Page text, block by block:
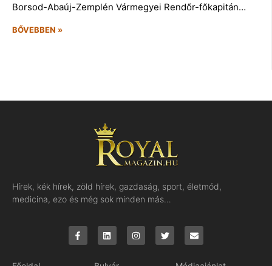
Borsod-Abaúj-Zemplén Vármegyei Rendőr-főkapitán…
BŐVEBBEN »
Hírek, kék hírek, zöld hírek, gazdaság, sport, életmód,
medicina, ezo és még sok minden más…